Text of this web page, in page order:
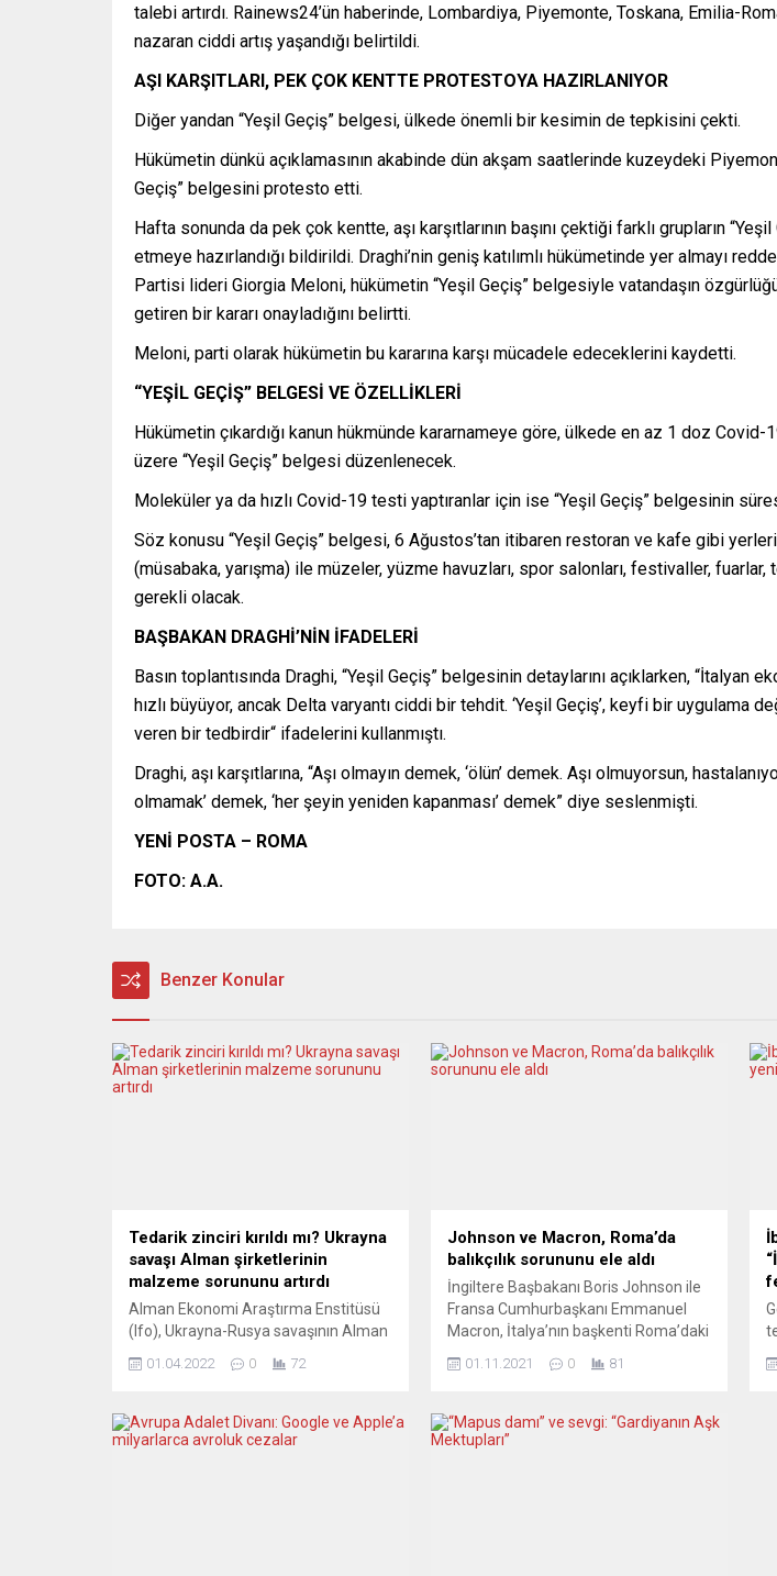
talebi artırdı. Rainews24’ün haberinde, Lombardiya, Piyemonte, Toskana, Emilia-
nazaran ciddi artış yaşandığı belirtildi.
AŞI KARŞITLARI, PEK ÇOK KENTTE PROTESTOYA HAZIRLANIYOR
Diğer yandan “Yeşil Geçiş” belgesi, ülkede önemli bir kesimin de tepkisini çekti.
Hükümetin dünkü açıklamasının akabinde dün akşam saatlerinde kuzeydeki
Geçiş” belgesini protesto etti.
Hafta sonunda da pek çok kentte, aşı karşıtlarının başını çektiği farklı grupların
etmeye hazırlandığı bildirildi. Draghi’nin geniş katılımlı hükümetinde yer almayı
Partisi lideri Giorgia Meloni, hükümetin “Yeşil Geçiş” belgesiyle vatandaşın
getiren bir kararı onayladığını belirtti.
Meloni, parti olarak hükümetin bu kararına karşı mücadele edeceklerini kaydetti.
“YEŞİL GEÇİŞ” BELGESİ VE ÖZELLİKLERİ
Hükümetin çıkardığı kanun hükmünde kararnameye göre, ülkede en az 1 doz
üzere “Yeşil Geçiş” belgesi düzenlenecek.
Moleküler ya da hızlı Covid-19 testi yaptıranlar için ise “Yeşil Geçiş” belgesinin
Söz konusu “Yeşil Geçiş” belgesi, 6 Ağustos’tan itibaren restoran ve kafe gibi
(müsabaka, yarışma) ile müzeler, yüzme havuzları, spor salonları, festivaller,
gerekli olacak.
BAŞBAKAN DRAGHİ’NİN İFADELERİ
Basın toplantısında Draghi, “Yeşil Geçiş” belgesinin detaylarını açıklarken,
hızlı büyüyor, ancak Delta varyantı ciddi bir tehdit. ‘Yeşil Geçiş’, keyfi bir
veren bir tedbirdir“ ifadelerini kullanmıştı.
Draghi, aşı karşıtlarına, “Aşı olmayın demek, ‘ölün’ demek. Aşı olmuyorsun,
olmamak’ demek, ‘her şeyin yeniden kapanması’ demek” diye seslenmişti.
YENİ POSTA – ROMA
FOTO: A.A.
Benzer Konular
Tedarik zinciri kırıldı mı? Ukrayna
savaşı Alman şirketlerinin
malzeme sorununu artırdı
Alman Ekonomi Araştırma Enstitüsü
(Ifo), Ukrayna-Rusya savaşının Alman
daha da artırdığını bildirdi. Ifo,
Almanya İş Anketi sonuçlarını
yayımladı. Buna göre, martta
01.04.2022 0 72
Johnson ve Macron, Roma’da
balıkçılık sorununu ele aldı
İngiltere Başbakanı Boris Johnson ile
Fransa Cumhurbaşkanı Emmanuel
Macron, İtalya’nın başkenti Roma’daki
yaptıkları görüşmede, iki ülke arasında
aldı. Başbakanlık Ofisi 10 Numara’dan
yapılan açıklamaya göre, Johnson,
01.11.2021 0 81